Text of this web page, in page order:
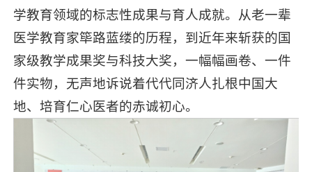
学教育领域的标志性成果与育人成就。从老一辈
医学教育家筚路蓝缕的历程，到近年来斩获的国
家级教学成果奖与科技大奖，一幅幅画卷、一件
件实物，无声地诉说着代代同济人扎根中国大
地、培育仁心医者的赤诚初心。